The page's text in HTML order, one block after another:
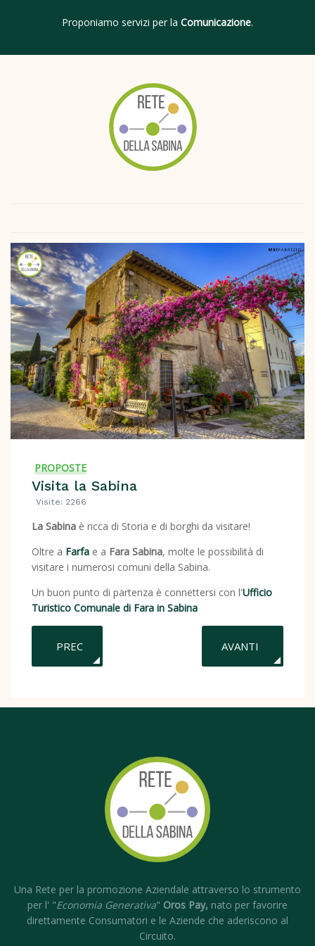
Proponiamo servizi per la Comunicazione.
PROPOSTE
Visita la Sabina
Visite: 2266
La Sabina è ricca di Storia e di borghi da visitare!
Oltre a Farfa e a Fara Sabina, molte le possibilità di
visitare i numerosi comuni della Sabina.
Un buon punto di partenza è connettersi con l'Ufficio
Turistico Comunale di Fara in Sabina
ARTICOLO PRECEDENTE: OROS PAY INSIEME PER
PREC ARTICOLO
AVANTI
Una Rete per la promozione Aziendale attraverso lo strumento
per l' "Economia Generativa" Oros Pay, nato per favorire
direttamente Consumatori e le Aziende che aderiscono al
Circuito.